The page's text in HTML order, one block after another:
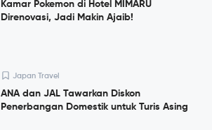
Kamar Pokemon di Hotel MIMARU
Direnovasi, Jadi Makin Ajaib!
Japan Travel
ANA dan JAL Tawarkan Diskon
Penerbangan Domestik untuk Turis Asing